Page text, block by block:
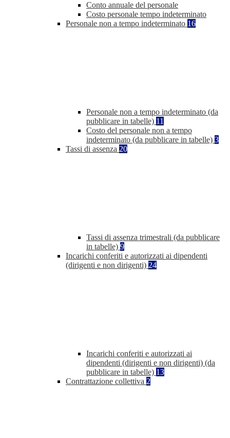
Conto annuale del personale
Costo personale tempo indeterminato
Personale non a tempo indeterminato 16
Personale non a tempo indeterminato (da
pubblicare in tabelle) 11
Costo del personale non a tempo
indeterminato (da pubblicare in tabelle) 3
Tassi di assenza 20
Tassi di assenza trimestrali (da pubblicare
in tabelle) 9
Incarichi conferiti e autorizzati ai dipendenti
(dirigenti e non dirigenti) 24
Incarichi conferiti e autorizzati ai
dipendenti (dirigenti e non dirigenti) (da
pubblicare in tabelle) 13
Contrattazione collettiva 2